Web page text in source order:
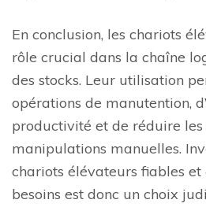
En conclusion, les chariots
rôle crucial dans la chaîne
des stocks. Leur utilisation
opérations de manutention,
productivité et de réduire
manipulations manuelles.
chariots élévateurs fiables et
besoins est donc un choix